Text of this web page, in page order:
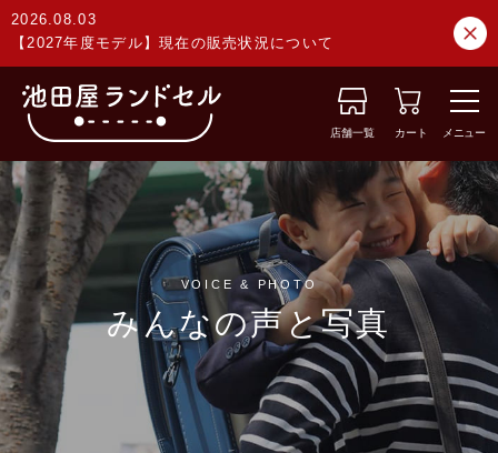
2026.08.03
【2027年度モデル】現在の販売状況について
店舗一覧 カート メニュー
VOICE & PHOTO
みんなの声と写真